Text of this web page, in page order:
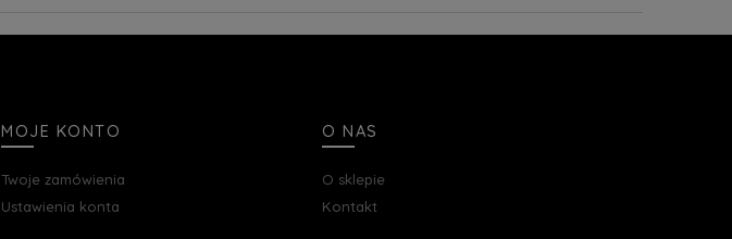
MOJE KONTO
Twoje zamówienia
Ustawienia konta
O NAS
O sklepie
Kontakt